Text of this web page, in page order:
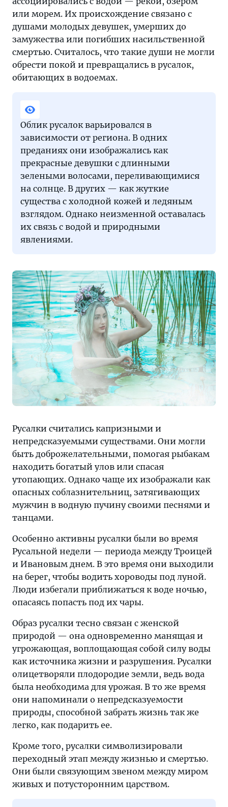
или морем. Их происхождение связано с
душами молодых девушек, умерших до
замужества или погибших насильственной
смертью. Считалось, что такие души не могли
обрести покой и превращались в русалок,
обитающих в водоемах.
Облик русалок варьировался в
зависимости от региона. В одних
преданиях они изображались как
прекрасные девушки с длинными
зелеными волосами, переливающимися
на солнце. В других — как жуткие
существа с холодной кожей и ледяным
взглядом. Однако неизменной оставалась
их связь с водой и природными
явлениями.
Русалки считались капризными и
непредсказуемыми существами. Они могли
быть доброжелательными, помогая рыбакам
находить богатый улов или спасая
утопающих. Однако чаще их изображали как
опасных соблазнительниц, затягивающих
мужчин в водную пучину своими песнями и
танцами.
Особенно активны русалки были во время
Русальной недели — периода между Троицей
и Ивановым днем. В это время они выходили
на берег, чтобы водить хороводы под луной.
Люди избегали приближаться к воде ночью,
опасаясь попасть под их чары.
Образ русалки тесно связан с женской
природой — она одновременно манящая и
угрожающая, воплощающая собой силу воды
как источника жизни и разрушения. Русалки
олицетворяли плодородие земли, ведь вода
была необходима для урожая. В то же время
они напоминали о непредсказуемости
природы, способной забрать жизнь так же
легко, как подарить ее.
Кроме того, русалки символизировали
переходный этап между жизнью и смертью.
Они были связующим звеном между миром
живых и потусторонним царством.